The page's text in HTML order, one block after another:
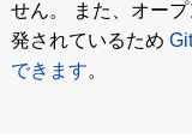
せん。 また、オー
発されているため
できます。